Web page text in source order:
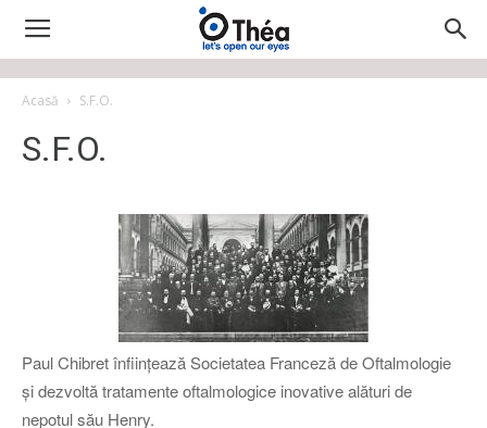
Acasă S.F.O.
S.F.O.
Paul Chibret înființează Societatea Franceză de Oftalmologie
și dezvoltă tratamente oftalmologice inovative alături de
nepotul său Henry.